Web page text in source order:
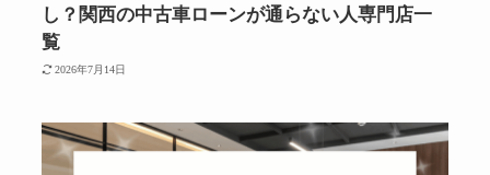
し？関西の中古車ローンが通らない人専門店一
覧
2026年7月14日